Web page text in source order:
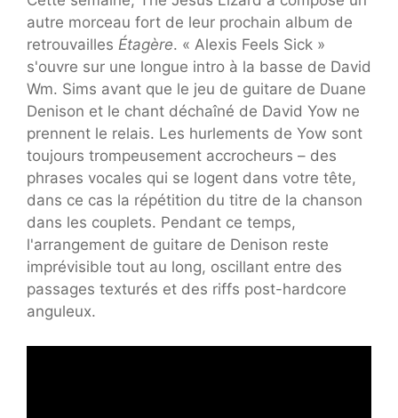
autre morceau fort de leur prochain album de
retrouvailles Étagère. « Alexis Feels Sick »
s'ouvre sur une longue intro à la basse de David
Wm. Sims avant que le jeu de guitare de Duane
Denison et le chant déchaîné de David Yow ne
prennent le relais. Les hurlements de Yow sont
toujours trompeusement accrocheurs – des
phrases vocales qui se logent dans votre tête,
dans ce cas la répétition du titre de la chanson
dans les couplets. Pendant ce temps,
l'arrangement de guitare de Denison reste
imprévisible tout au long, oscillant entre des
passages texturés et des riffs post-hardcore
anguleux.